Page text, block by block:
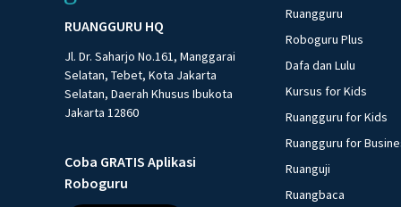
RUANGGURU HQ
Jl. Dr. Saharjo No.161, Manggarai
Selatan, Tebet, Kota Jakarta
Selatan, Daerah Khusus Ibukota
Jakarta 12860
Coba GRATIS Aplikasi
Roboguru
Ruangguru
Roboguru Plus
Dafa dan Lulu
Kursus for Kids
Ruangguru for Kids
Ruangguru for
Ruanguji
Ruangbaca